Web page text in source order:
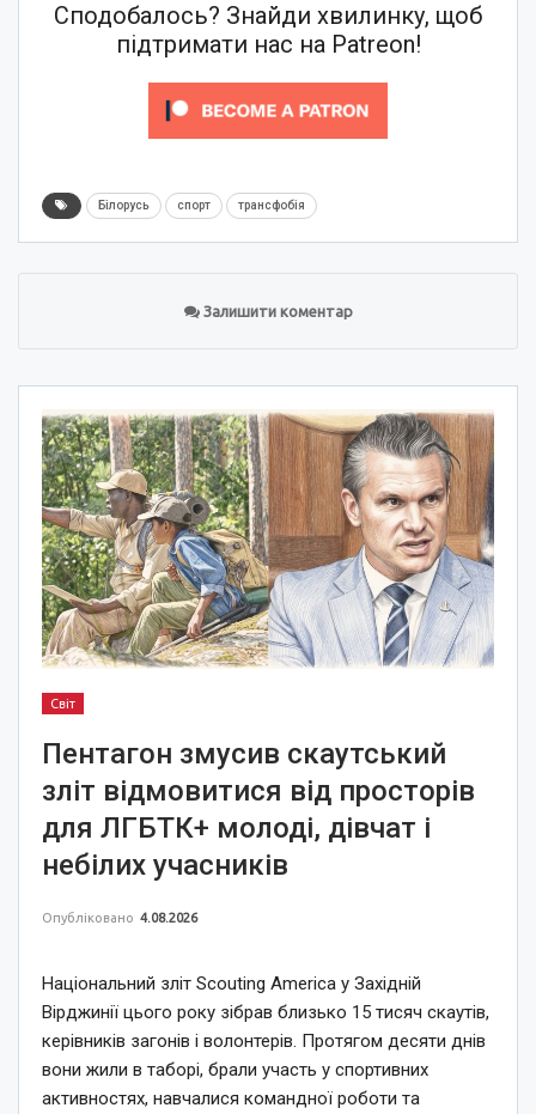
Сподобалось? Знайди хвилинку, щоб
підтримати нас на Patreon!
Білорусь спорт трансфобія
Залишити коментар
Світ
Пентагон змусив скаутський
зліт відмовитися від просторів
для ЛГБТК+ молоді, дівчат і
небілих учасників
Опубліковано 4.08.2026
Національний зліт Scouting America у Західній
Вірджинії цього року зібрав близько 15 тисяч скаутів,
керівників загонів і волонтерів. Протягом десяти днів
вони жили в таборі, брали участь у спортивних
активностях, навчалися командної роботи та